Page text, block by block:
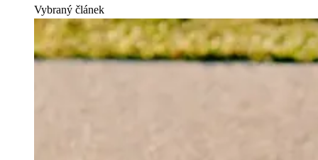
Vybraný článek